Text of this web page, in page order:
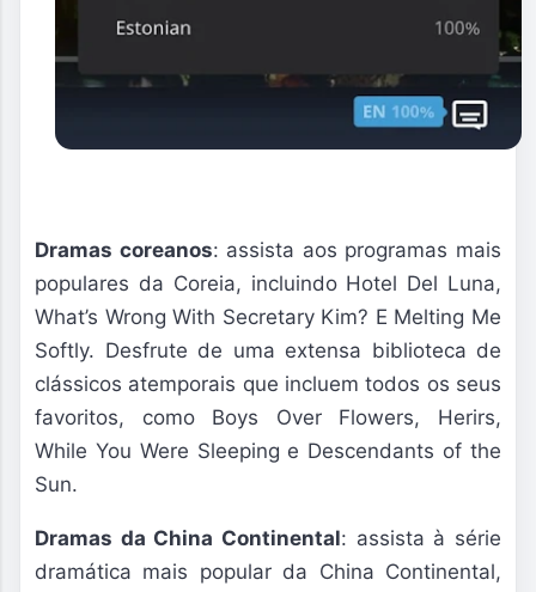
Dramas coreanos: assista aos programas mais
populares da Coreia, incluindo Hotel Del Luna,
What’s Wrong With Secretary Kim? E Melting Me
Softly. Desfrute de uma extensa biblioteca de
clássicos atemporais que incluem todos os seus
favoritos, como Boys Over Flowers, Herirs,
While You Were Sleeping e Descendants of the
Sun.
Dramas da China Continental: assista à série
dramática mais popular da China Continental,